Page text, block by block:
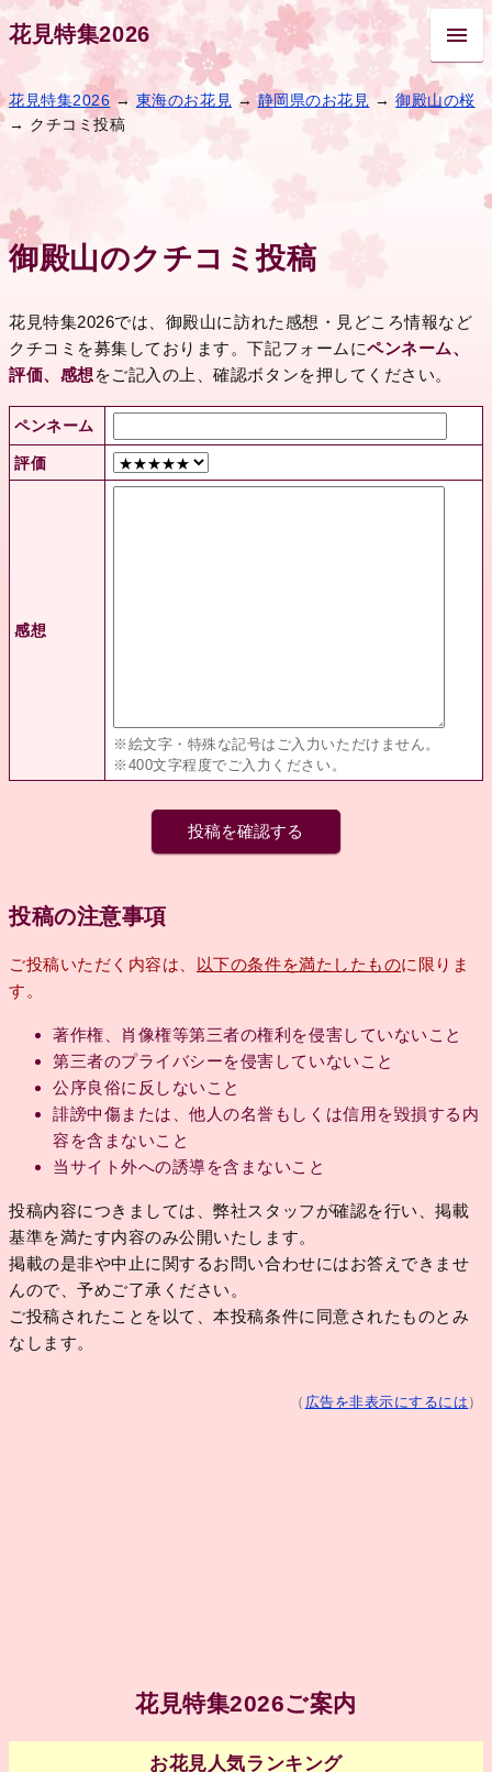
花見特集2026
花見特集2026 → 東海のお花見 →静岡県のお花見 →御殿山の桜
→ クチコミ投稿
御殿山のクチコミ投稿
花見特集2026では、御殿山に訪れた感想・見どころ情報など
クチコミを募集しております。下記フォームにペンネーム、
評価、感想 をご記入の上、確認ボタンを押してください。
ペンネーム
評価
感想
※絵文字・特殊な記号はご入力いただけません。
※400文字程度でご入力ください。
投稿の注意事項
ご投稿いただく内容は、 以下の条件を満たしたものに限りま
す。
著作権、肖像権等第三者の権利を侵害していないこと
第三者のプライバシーを侵害していないこと
公序良俗に反しないこと
誹謗中傷または、他人の名誉もしくは信用を毀損する内
容を含まないこと
当サイト外への誘導を含まないこと
投稿内容につきましては、弊社スタッフが確認を行い、掲載
基準を満たす内容のみ公開いたします。
掲載の是非や中止に関するお問い合わせにはお答えできませ
んので、予めご了承ください。
ご投稿されたことを以て、本投稿条件に同意されたものとみ
なします。
（ 広告を非表示にするには ）
花見特集2026ご案内
お花見人気ランキング